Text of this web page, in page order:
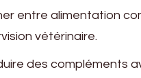
entre alimentation
vétérinaire.
des compléments